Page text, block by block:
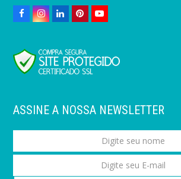
ASSINE A NOSSA NEWSLETTER